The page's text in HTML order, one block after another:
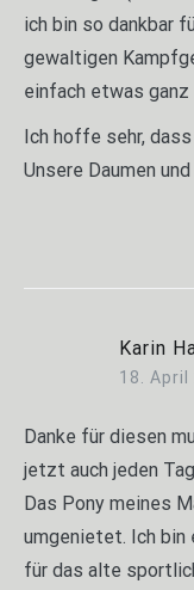
ich bin so dankbar
gewaltigen
einfach etwas ganz
Ich hoffe sehr,
Unsere Daumen
Karin
18. April
Danke für diesen
jetzt auch jeden
Das Pony meines
umgenietet. Ich bin
für das alte